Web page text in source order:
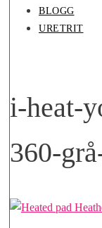
BLOGG
URETRIT
i-heat-
360-